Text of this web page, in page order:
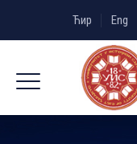
Ћир Eng